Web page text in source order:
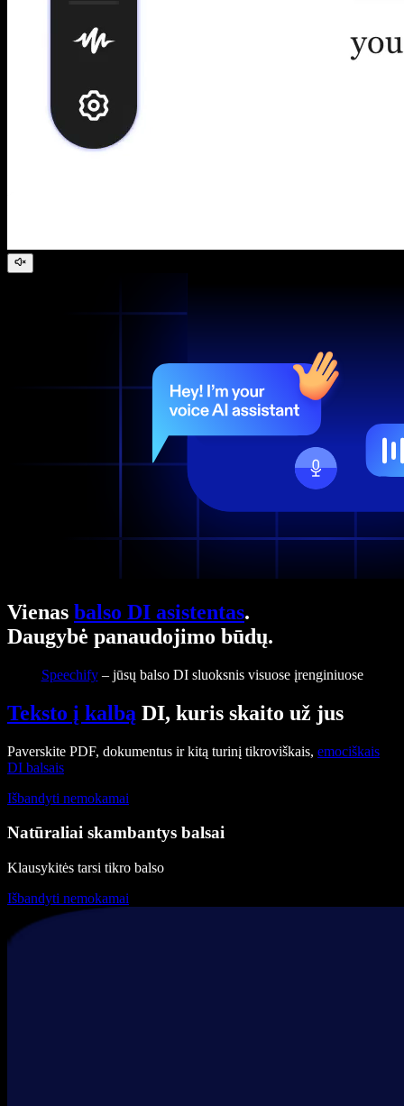
Vienas balso DI asistentas.
Daugybė panaudojimo būdų.
Speechify– jūsų balso DI sluoksnis visuose įrenginiuose
Teksto į kalbą DI, kuris skaito už jus
Paverskite PDF, dokumentus ir kitą turinį tikroviškais, emociškais
DI balsais
Išbandyti nemokamai
Natūraliai skambantys balsai
Klausykitės tarsi tikro balso
Išbandyti nemokamai